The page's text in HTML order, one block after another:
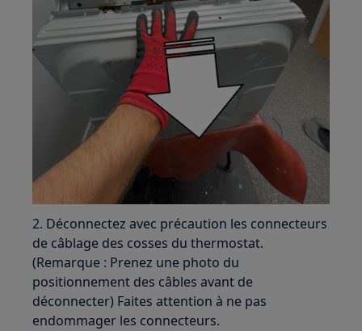
2. Déconnectez avec précaution les connecteurs
de câblage des cosses du thermostat.
(Remarque : Prenez une photo du
positionnement des câbles avant de
déconnecter) Faites attention à ne pas
endommager les connecteurs.